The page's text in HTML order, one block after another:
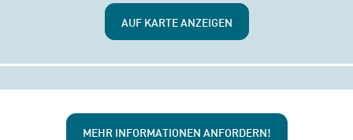
AUF KARTE ANZEIGEN
MEHR INFORMATIONEN ANFORDERN!